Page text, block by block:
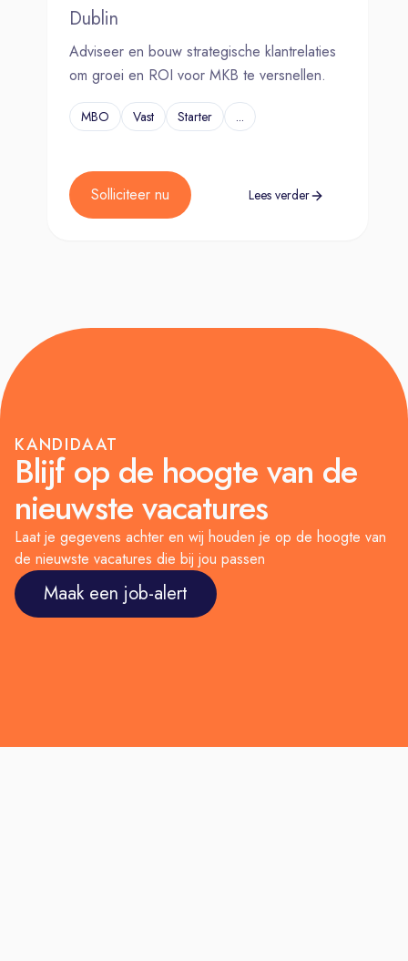
Dublin
Adviseer en bouw strategische klantrelaties
om groei en ROI voor MKB te versnellen.
MBO Vast Starter ...
Solliciteer nu Lees verder
KANDIDAAT
Blijf op de hoogte van de
nieuwste vacatures
Laat je gegevens achter en wij houden je op de hoogte van
de nieuwste vacatures die bij jou passen
Maak een job-alert